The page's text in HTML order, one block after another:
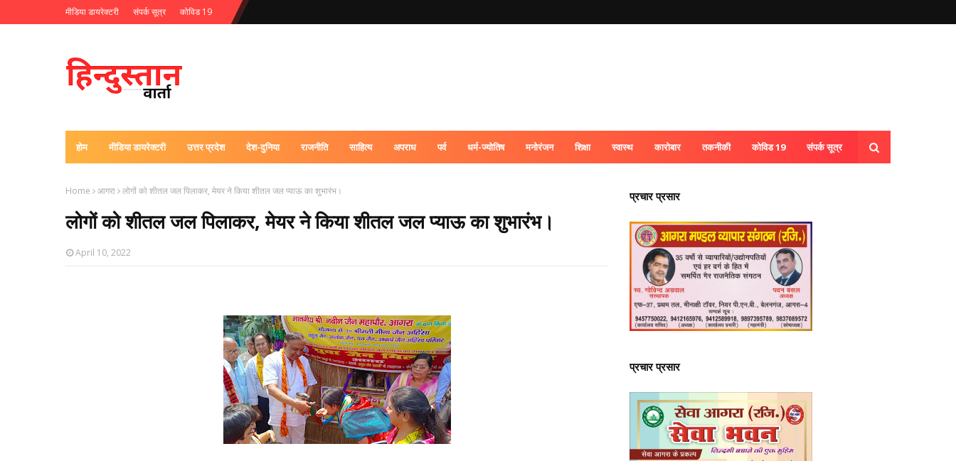
मीडिया डायरेक्टरी संपर्क सूत्र कोविड 19
होम मीडिया डायरेक्टरी उत्तर प्रदेश देश-दुनिया राजनीति साहित्य अपराध पर्व धर्म-ज्योतिष मनोरंजन शिक्षा स्वास्थ कारोबार तकनीकी कोविड 19 संपर्क सूत्र
Home आगरा लोगों को शीतल जल पिलाकर, मेयर ने किया शीतल जल प्याऊ का शुभारंभ।
लोगों को शीतल जल पिलाकर, मेयर ने किया शीतल जल प्याऊ का शुभारंभ।
April 10, 2022
प्रचार प्रसार
प्रचार प्रसार